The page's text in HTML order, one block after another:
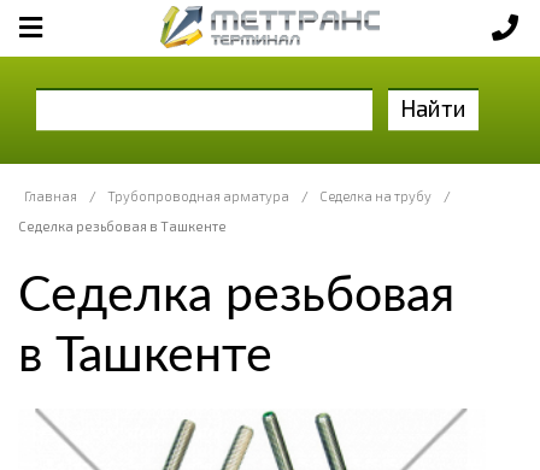
Найти
Главная / Трубопроводная арматура / Седелка на трубу
/
Седелка резьбовая в Ташкенте
Седелка резьбовая
в Ташкенте